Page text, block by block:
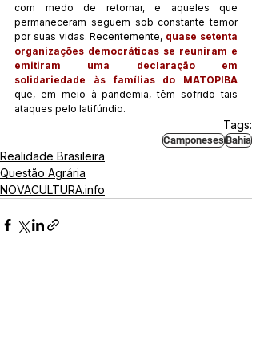
com medo de retornar, e aqueles que
permaneceram seguem sob constante temor
por suas vidas. Recentemente, quase setenta
organizações democráticas se reuniram e
emitiram uma declaração em
solidariedade às famílias do MATOPIBA
que, em meio à pandemia, têm sofrido tais
ataques pelo latifúndio.
Tags:
CamponesesBahia
Realidade Brasileira
Questão Agrária
NOVACULTURA.info